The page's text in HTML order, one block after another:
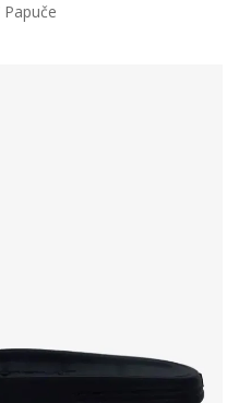
Papuče